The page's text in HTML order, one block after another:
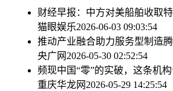
财经早报：中方对美船舶收取
猫眼娱乐2026-06-03 09:03:54
推动产业融合助力服务型制造
央广网 2026-05-30 02:52:54
频现中国“零”的实破，这条机
重庆华龙网 2026-05-29 14:25:54